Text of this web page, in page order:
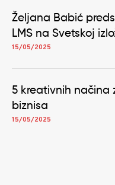
Željana Babić
LMS na Svetskoj
15/05/2025
5 kreativnih načina
biznisa
15/05/2025